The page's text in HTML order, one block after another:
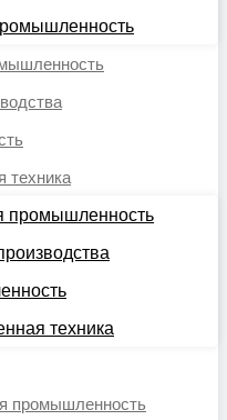
техника
промышленность
техника
промышленность